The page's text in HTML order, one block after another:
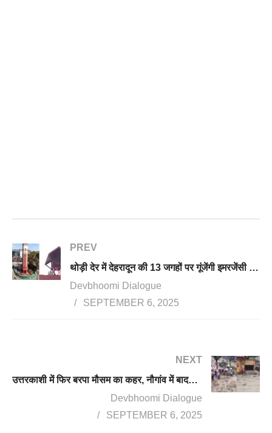
PREV
थोड़ी देर में देहरादून की 13 जगहों पर गूंजेंगी इमरजेंसी सायरनों की तेज आवाज
Devbhoomi Dialogue
SEPTEMBER 6, 2025
NEXT
उत्तरकाशी में फिर बरपा मौसम का कहर, नौगांव में बादल फटने से तबाही, एक घर मलबे में बहा, कई वाहन भी फंसे
Devbhoomi Dialogue
SEPTEMBER 6, 2025